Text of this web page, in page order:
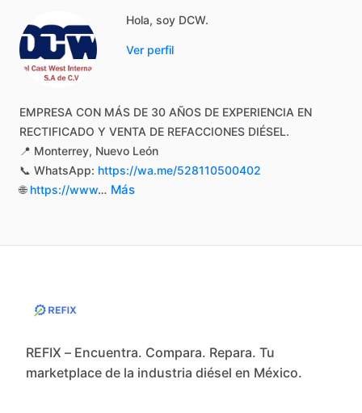
Hola, soy DCW.
Ver perfil
EMPRESA CON MÁS DE 30 AÑOS DE EXPERIENCIA EN
RECTIFICADO Y VENTA DE REFACCIONES DIÉSEL.
📍 Monterrey, Nuevo León
📞 WhatsApp: https://wa.me/528110500402
🌐 https://www… Más
REFIX – Encuentra. Compara. Repara. Tu
marketplace de la industria diésel en México.